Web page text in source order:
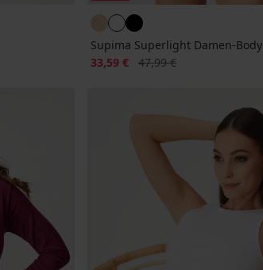
Supima Superlight Damen-Body
Rabatt
33,59 € Alter Preis
47,99 €